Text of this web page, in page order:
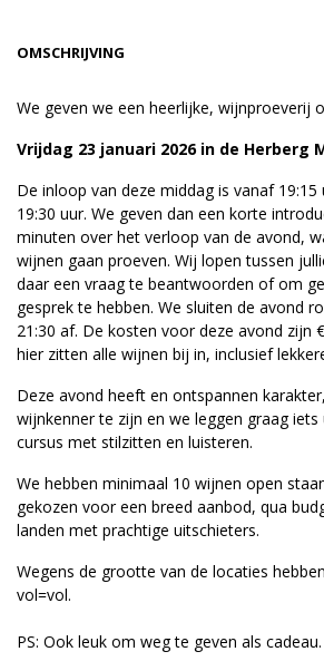
OMSCHRIJVING
We geven we een heerlijke, wijnproeverij
Vrijdag 23 januari 2026 in de Herberg
De inloop van deze middag is vanaf
19:30 uur. We geven dan een korte
minuten over het verloop van de avond,
wijnen gaan proeven. Wij lopen tussen
daar een vraag te beantwoorden of om
gesprek te hebben. We sluiten de avond
21:30 af. De kosten voor deze avond zijn
hier zitten alle wijnen bij in, inclusief
Deze avond heeft en ontspannen
wijnkenner te zijn en we leggen graag
cursus met stilzitten en luisteren.
We hebben minimaal 10 wijnen open
gekozen voor een breed aanbod, qua
landen met prachtige uitschieters.
Wegens de grootte van de locaties
vol=vol.
PS: Ook leuk om weg te geven als cadeau.